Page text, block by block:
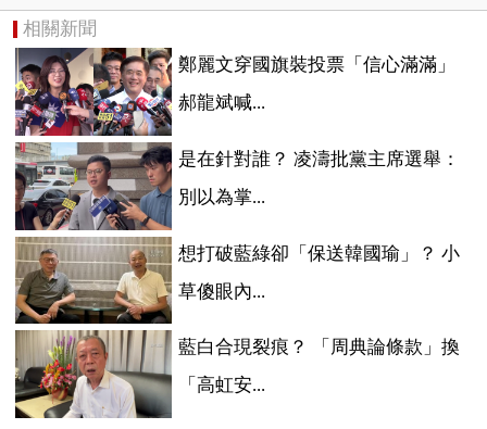
相關新聞
鄭麗文穿國旗裝投票「信心滿滿」
郝龍斌喊...
是在針對誰？ 凌濤批黨主席選舉：
別以為掌...
想打破藍綠卻「保送韓國瑜」？ 小
草傻眼內...
藍白合現裂痕？ 「周典論條款」換
「高虹安...